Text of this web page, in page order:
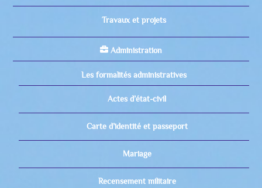
Travaux et projets
Administration
Les formalités administratives
Actes d’état-civil
Carte d’identité et passeport
Mariage
Recensement militaire